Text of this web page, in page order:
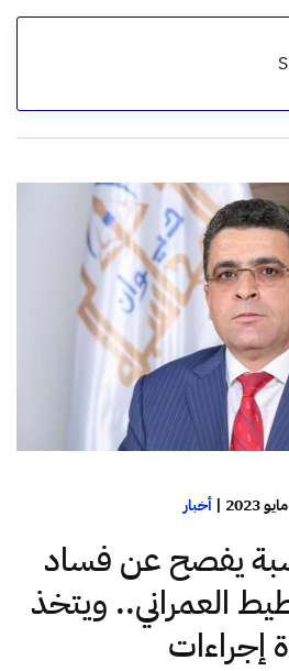
| أخبار
يفصح عن فساد
العمراني.. ويتخذ
إجراءات